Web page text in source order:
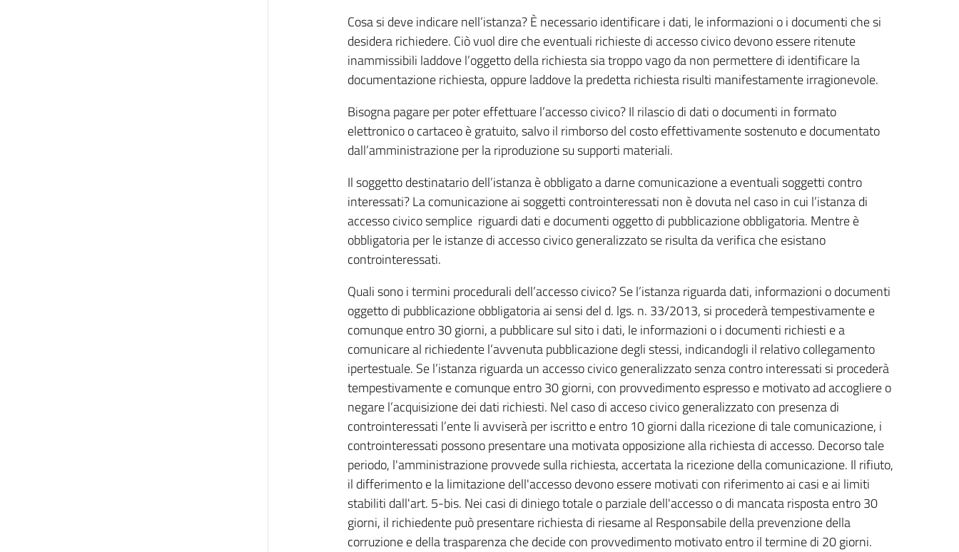
Cosa si deve indicare nell’istanza? È necessario identificare i dati, le informazioni o i documenti che si
desidera richiedere. Ciò vuol dire che eventuali richieste di accesso civico devono essere ritenute
inammissibili laddove l’oggetto della richiesta sia troppo vago da non permettere di identificare la
documentazione richiesta, oppure laddove la predetta richiesta risulti manifestamente irragionevole.
Bisogna pagare per poter effettuare l’accesso civico? Il rilascio di dati o documenti in formato
elettronico o cartaceo è gratuito, salvo il rimborso del costo effettivamente sostenuto e documentato
dall’amministrazione per la riproduzione su supporti materiali.
Il soggetto destinatario dell’istanza è obbligato a darne comunicazione a eventuali soggetti contro
interessati? La comunicazione ai soggetti controinteressati non è dovuta nel caso in cui l’istanza di
accesso civico semplice riguardi dati e documenti oggetto di pubblicazione obbligatoria. Mentre è
obbligatoria per le istanze di accesso civico generalizzato se risulta da verifica che esistano
controinteressati.
Quali sono i termini procedurali dell’accesso civico? Se l’istanza riguarda dati, informazioni o documenti
oggetto di pubblicazione obbligatoria ai sensi del d. lgs. n. 33/2013, si procederà tempestivamente e
comunque entro 30 giorni, a pubblicare sul sito i dati, le informazioni o i documenti richiesti e a
comunicare al richiedente l’avvenuta pubblicazione degli stessi, indicandogli il relativo collegamento
ipertestuale. Se l’istanza riguarda un accesso civico generalizzato senza contro interessati si procederà
tempestivamente e comunque entro 30 giorni, con provvedimento espresso e motivato ad accogliere o
negare l’acquisizione dei dati richiesti. Nel caso di acceso civico generalizzato con presenza di
controinteressati l’ente li avviserà per iscritto e entro 10 giorni dalla ricezione di tale comunicazione, i
controinteressati possono presentare una motivata opposizione alla richiesta di accesso. Decorso tale
periodo, l'amministrazione provvede sulla richiesta, accertata la ricezione della comunicazione. Il rifiuto,
il differimento e la limitazione dell'accesso devono essere motivati con riferimento ai casi e ai limiti
stabiliti dall'art. 5-bis. Nei casi di diniego totale o parziale dell'accesso o di mancata risposta entro 30
giorni, il richiedente può presentare richiesta di riesame al Responsabile della prevenzione della
corruzione e della trasparenza che decide con provvedimento motivato entro il termine di 20 giorni.